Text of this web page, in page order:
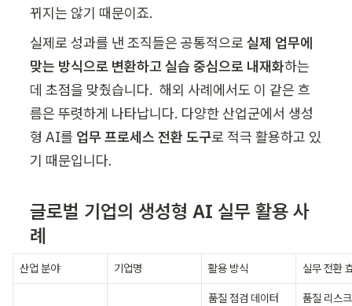
뀌지는 않기 때문이죠.
실제로 성과를 낸 조직들은 공통적으로 실제 업무에
맞는 방식으로 변환하고 실습 중심으로 내재화하는
데 초점을 맞췄습니다.  해외 사례에서도 이 같은 흐
름은 뚜렷하게 나타납니다. 다양한 산업군에서 생성
형 AI를 업무 프로세스 전환 도구로 적극 활용하고 있
기 때문입니다.
글로벌 기업의 생성형 AI 실무 활용 사
례
산업 분야 기업명 활용 방식 실무 전환
품질 점검 데이터
품질 리스